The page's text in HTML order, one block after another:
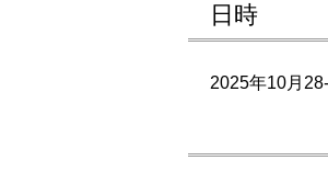
日時
2025年10月